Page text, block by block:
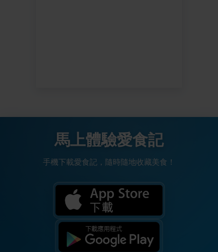
馬上體驗愛食記
手機下載愛食記，隨時隨地收藏美食！